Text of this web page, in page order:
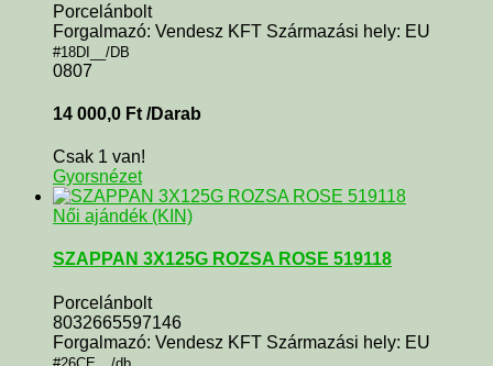
Porcelánbolt
Forgalmazó: Vendesz KFT Származási hely: EU
#18DI__/DB
0807
14 000,0 Ft /Darab
Csak 1 van!
Gyorsnézet
Női ajándék (KIN)
SZAPPAN 3X125G ROZSA ROSE 519118
Porcelánbolt
8032665597146
Forgalmazó: Vendesz KFT Származási hely: EU